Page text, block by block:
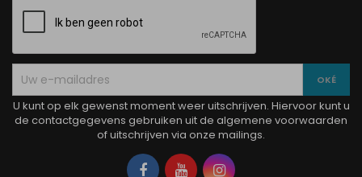
U kunt op elk gewenst moment weer uitschrijven. Hiervoor kunt u
de contactgegevens gebruiken uit de algemene voorwaarden
of uitschrijven via onze mailings.
Facebook
YouTubeInstagram